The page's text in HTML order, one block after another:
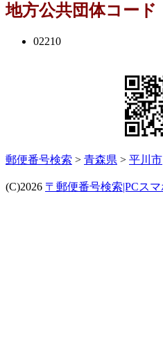
地方公共団体コード
02210
郵便番号検索 > 青森県 > 平川市
(C)2026 〒郵便番号検索|PCスマ